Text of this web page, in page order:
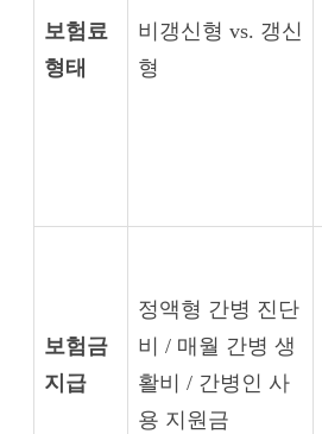
보험료
형태
비갱신형 vs. 갱신
형
보험금
지급
정액형 간병 진단
비 / 매월 간병 생
활비 / 간병인 사
용 지원금